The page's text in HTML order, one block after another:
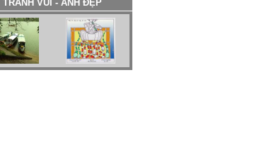
TRANH VUI - ẢNH ĐẸP